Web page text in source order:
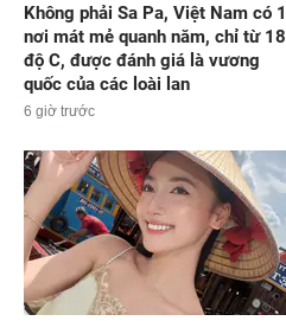
Không phải Sa Pa, Việt Nam có 1
nơi mát mẻ quanh năm, chỉ từ 18
độ C, được đánh giá là vương
quốc của các loài lan
6 giờ trước